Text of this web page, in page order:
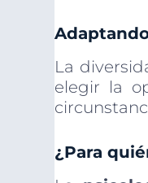
La
elegir la
¿Para